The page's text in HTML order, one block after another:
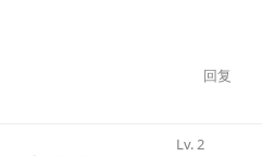
回复
Lv.2